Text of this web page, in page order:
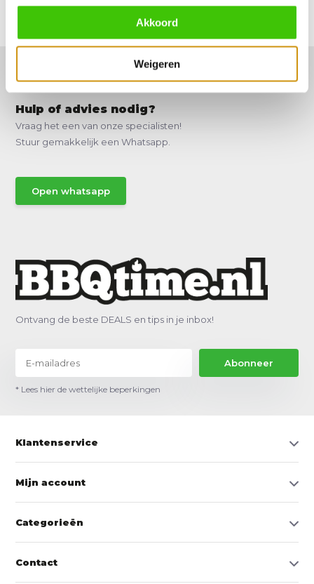
Akkoord
Weigeren
Hulp of advies nodig?
Vraag het een van onze specialisten!
Stuur gemakkelijk een Whatsapp.
Open whatsapp
Ontvang de beste DEALS en tips in je inbox!
Abonneer
* Lees hier de wettelijke beperkingen
Klantenservice
Mijn account
Categorieën
Contact